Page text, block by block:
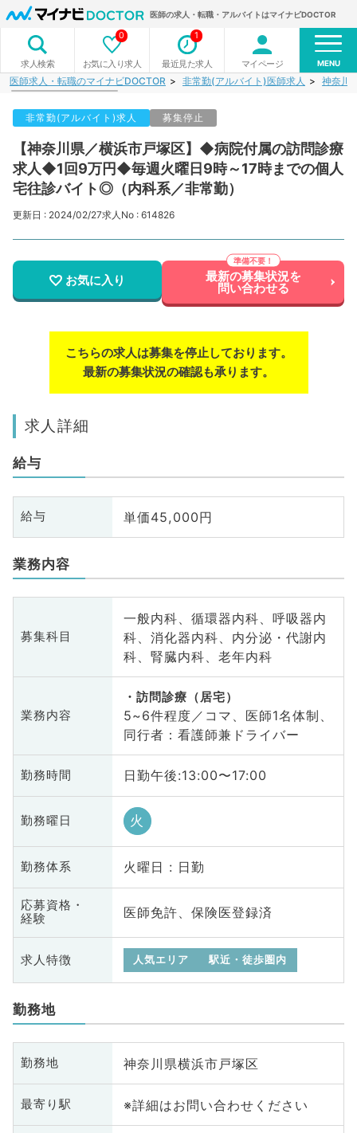
医師の求人・転職・アルバイトはマイナビDOCTOR
求人検索 お気に入り求人
0
最近見た求人
1
マイページ MENU
医師求人・転職のマイナビDOCTOR 非常勤(アルバイト)医師求人 神奈川
非常勤(アルバイト)求人 募集停止
【神奈川県／横浜市戸塚区】◆病院付属の訪問診療
求人◆1回9万円◆毎週火曜日9時～17時までの個人
宅往診バイト◎（内科系／非常勤）
更新日 : 2024/02/27求人No : 614826
お気に入り 最新の募集状況を
問い合わせる
こちらの求人は募集を停止しております。
最新の募集状況の確認も承ります。
求人詳細
給与
給与 単価45,000円
業務内容
募集科目
一般内科、循環器内科、呼吸器内
科、消化器内科、内分泌・代謝内
科、腎臓内科、老年内科
業務内容
訪問診療（居宅）
5~6件程度／コマ、医師1名体制、
同行者：看護師兼ドライバー
勤務時間 日勤午後:13:00〜17:00
勤務曜日 火
勤務体系 火曜日 : 日勤
応募資格・
経験
医師免許、保険医登録済
求人特徴 人気エリア 駅近・徒歩圏内
勤務地
勤務地 神奈川県横浜市戸塚区
最寄り駅 ※詳細はお問い合わせください